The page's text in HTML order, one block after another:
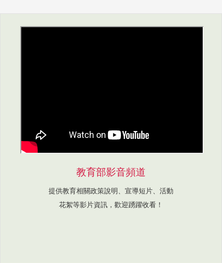
教育部影音頻道
提供教育相關政策說明、宣導短片、活動
花絮等影片資訊，歡迎踴躍收看！